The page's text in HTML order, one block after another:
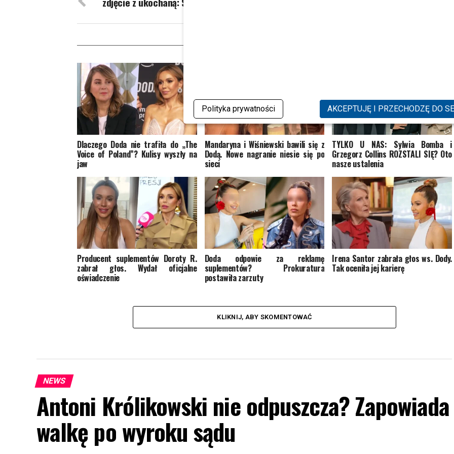
Polityka prywatności AKCEPTUJĘ I PRZECHODZĘ DO
Dlaczego Doda nie trafiła do „The
Voice of Poland”? Kulisy wyszły na
jaw
Mandaryna i Wiśniewski bawili się z
Dodą. Nowe nagranie niesie się po
sieci
TYLKO U NAS: Sylwia Bomba i
Grzegorz Collins ROZSTALI SIĘ? Oto
nasze ustalenia
Producent suplementów Doroty R.
zabrał głos. Wydał oficjalne
oświadczenie
Doda odpowie za reklamę
suplementów? Prokuratura
postawiła zarzuty
Irena Santor zabrała głos ws. Dody.
Tak oceniła jej karierę
KLIKNIJ, ABY SKOMENTOWAĆ
NEWS
Antoni Królikowski nie odpuszcza? Zapowiada
walkę po wyroku sądu